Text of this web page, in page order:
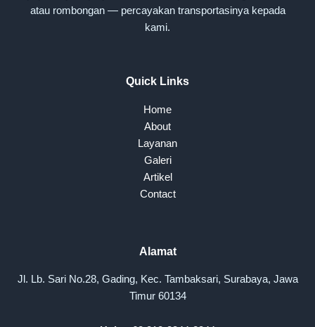
atau rombongan — percayakan transportasinya kepada
kami.
Quick Links
Home
About
Layanan
Galeri
Artikel
Contact
Alamat
Jl. Lb. Sari No.28, Gading, Kec. Tambaksari, Surabaya, Jawa
Timur 60134